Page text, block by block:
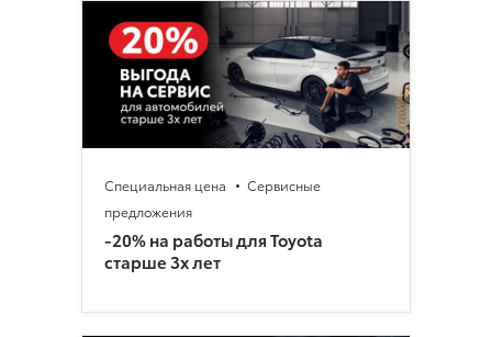
Специальная цена
Сервисные
предложения
‑20% на работы для Toyota
старше 3х лет